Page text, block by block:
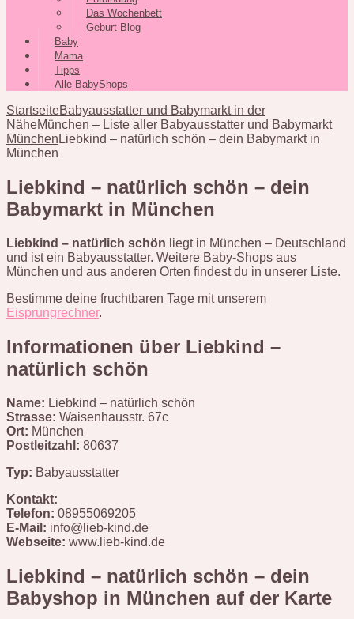
Das Wochenbett
Geburt Blog
Baby
Mama
Tipps
Alle BabyShops
StartseiteBabyausstatter und Babymarkt in der
NäheMünchen – Liste aller Babyausstatter und Babymarkt
München Liebkind – natürlich schön – dein Babymarkt in
München
Liebkind – natürlich schön – dein
Babymarkt in München
Liebkind – natürlich schön liegt in München – Deutschland
und ist ein Babyausstatter. Weitere Baby-Shops aus
München und aus anderen Orten findest du in unserer Liste.
Bestimme deine fruchtbaren Tage mit unserem
Eisprungrechner.
Informationen über Liebkind –
natürlich schön
Name: Liebkind – natürlich schön
Strasse: Waisenhausstr. 67c
Ort: München
Postleitzahl: 80637
Typ: Babyausstatter
Kontakt:
Telefon: 08955069205
E-Mail: info@lieb-kind.de
Webseite: www.lieb-kind.de
Liebkind – natürlich schön – dein
Babyshop in München auf der Karte